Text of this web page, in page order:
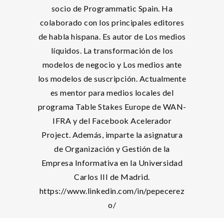
socio de Programmatic Spain. Ha
colaborado con los principales editores
de habla hispana. Es autor de Los medios
líquidos. La transformación de los
modelos de negocio y Los medios ante
los modelos de suscripción. Actualmente
es mentor para medios locales del
programa Table Stakes Europe de WAN-
IFRA y del Facebook Acelerador
Project. Además, imparte la asignatura
de Organización y Gestión de la
Empresa Informativa en la Universidad
Carlos III de Madrid.
https://www.linkedin.com/in/pepecerez
o/